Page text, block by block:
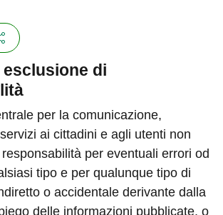
di
per la comunicazione,
ai cittadini e agli utenti non
per eventuali errori od
tipo e per qualunque tipo di
o accidentale derivante dalla
delle informazioni pubblicate, o